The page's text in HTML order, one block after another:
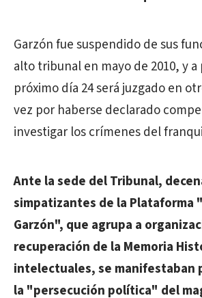
Garzón fue suspendido de sus
alto tribunal en mayo de 2010, y
próximo día 24 será juzgado en
vez por haberse declarado
investigar los crímenes del
Ante la sede del Tribunal,
simpatizantes de la Plataforma
Garzón", que agrupa a
recuperación de la Memoria
intelectuales, se manifestaban
la "persecución política" del